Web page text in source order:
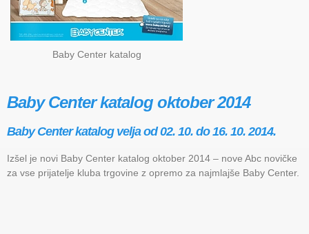
Baby Center katalog
Baby Center katalog oktober 2014
Baby Center katalog velja od 02. 10. do 16. 10. 2014.
Izšel je novi Baby Center katalog oktober 2014 – nove Abc novičke
za vse prijatelje kluba trgovine z opremo za najmlajše Baby Center.